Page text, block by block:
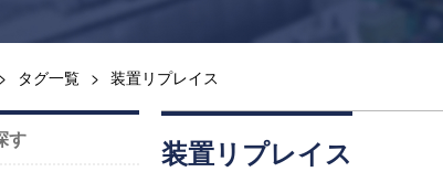
タグ一覧 装置リプレイス
す 装置リプレイス